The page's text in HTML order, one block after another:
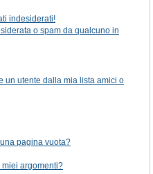
indesiderati!
o spam da qualcuno in
un utente dalla mia lista amici o
pagina vuota?
argomenti?